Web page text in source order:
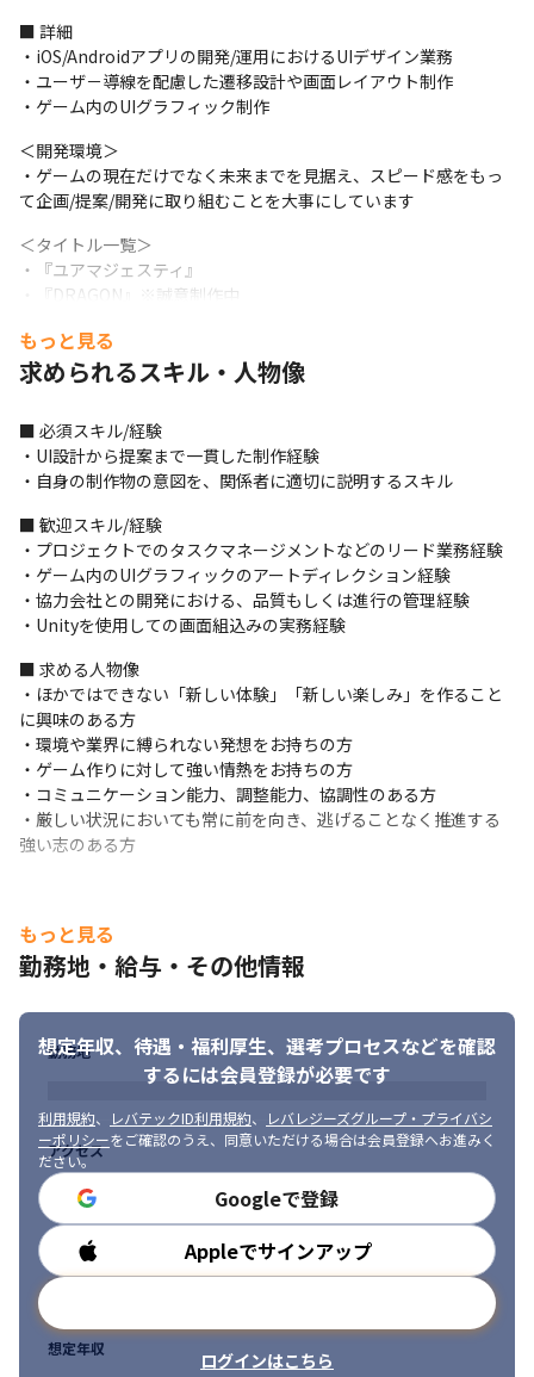
■ 詳細
・iOS/Androidアプリの開発/運用におけるUIデザイン業務
・ユーザ－導線を配慮した遷移設計や画面レイアウト制作
・ゲーム内のUIグラフィック制作
＜開発環境＞
・ゲームの現在だけでなく未来までを見据え、スピード感をもっ
て企画/提案/開発に取り組むことを大事にしています
＜タイトル一覧＞
・『ユアマジェスティ』
・『DRAGON』※誠意制作中
・『ブラックスター -Theater Starless-』
・『Tokyo 7th シスターズ』
■ この仕事の面白み、魅力
・個々の裁量が大きく、自ら考えて行動でき、やりがいを持って
制作に挑むことができます
・オリジナルタイトルでのNo.1獲得を目指し、ゲーム開発に0から
携わることが可能です
少数精鋭メンバーで業務に取り組むことが可能です。
もっと見る
求められるスキル・人物像
■ 必須スキル/経験
・UI設計から提案まで一貫した制作経験
・自身の制作物の意図を、関係者に適切に説明するスキル
■ 歓迎スキル/経験
・プロジェクトでのタスクマネージメントなどのリード業務経験
・ゲーム内のUIグラフィックのアートディレクション経験
・協力会社との開発における、品質もしくは進行の管理経験
・Unityを使用しての画面組込みの実務経験
■ 求める人物像
・ほかではできない「新しい体験」「新しい楽しみ」を作ること
に興味のある方
・環境や業界に縛られない発想をお持ちの方
・ゲーム作りに対して強い情熱をお持ちの方
・コミュニケーション能力、調整能力、協調性のある方
・厳しい状況においても常に前を向き、逃げることなく推進する
強い志のある方
もっと見る
勤務地・給与・その他情報
想定年収、待遇・福利厚生、 選考プロセスなどを確認
するには会員登録が必要です
利用規約、 レバテックID利用規約、
レバレジーズグループ・プライバシ
ーポリシーをご確認のうえ、同意いただける場合は会員登録へお進みく
ださい。
Googleで登録
Appleでサインアップ
ログインはこちら
勤務地
アクセス
勤務時間
想定年収